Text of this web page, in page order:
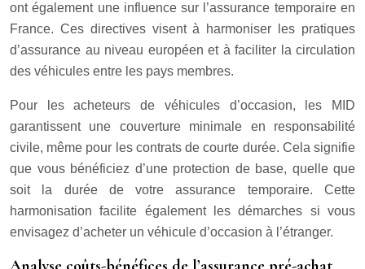
ont également une influence sur l’assurance temporaire en
France. Ces directives visent à harmoniser les pratiques
d’assurance au niveau européen et à faciliter la circulation
des véhicules entre les pays membres.
Pour les acheteurs de véhicules d’occasion, les MID
garantissent une couverture minimale en responsabilité
civile, même pour les contrats de courte durée. Cela signifie
que vous bénéficiez d’une protection de base, quelle que
soit la durée de votre assurance temporaire. Cette
harmonisation facilite également les démarches si vous
envisagez d’acheter un véhicule d’occasion à l’étranger.